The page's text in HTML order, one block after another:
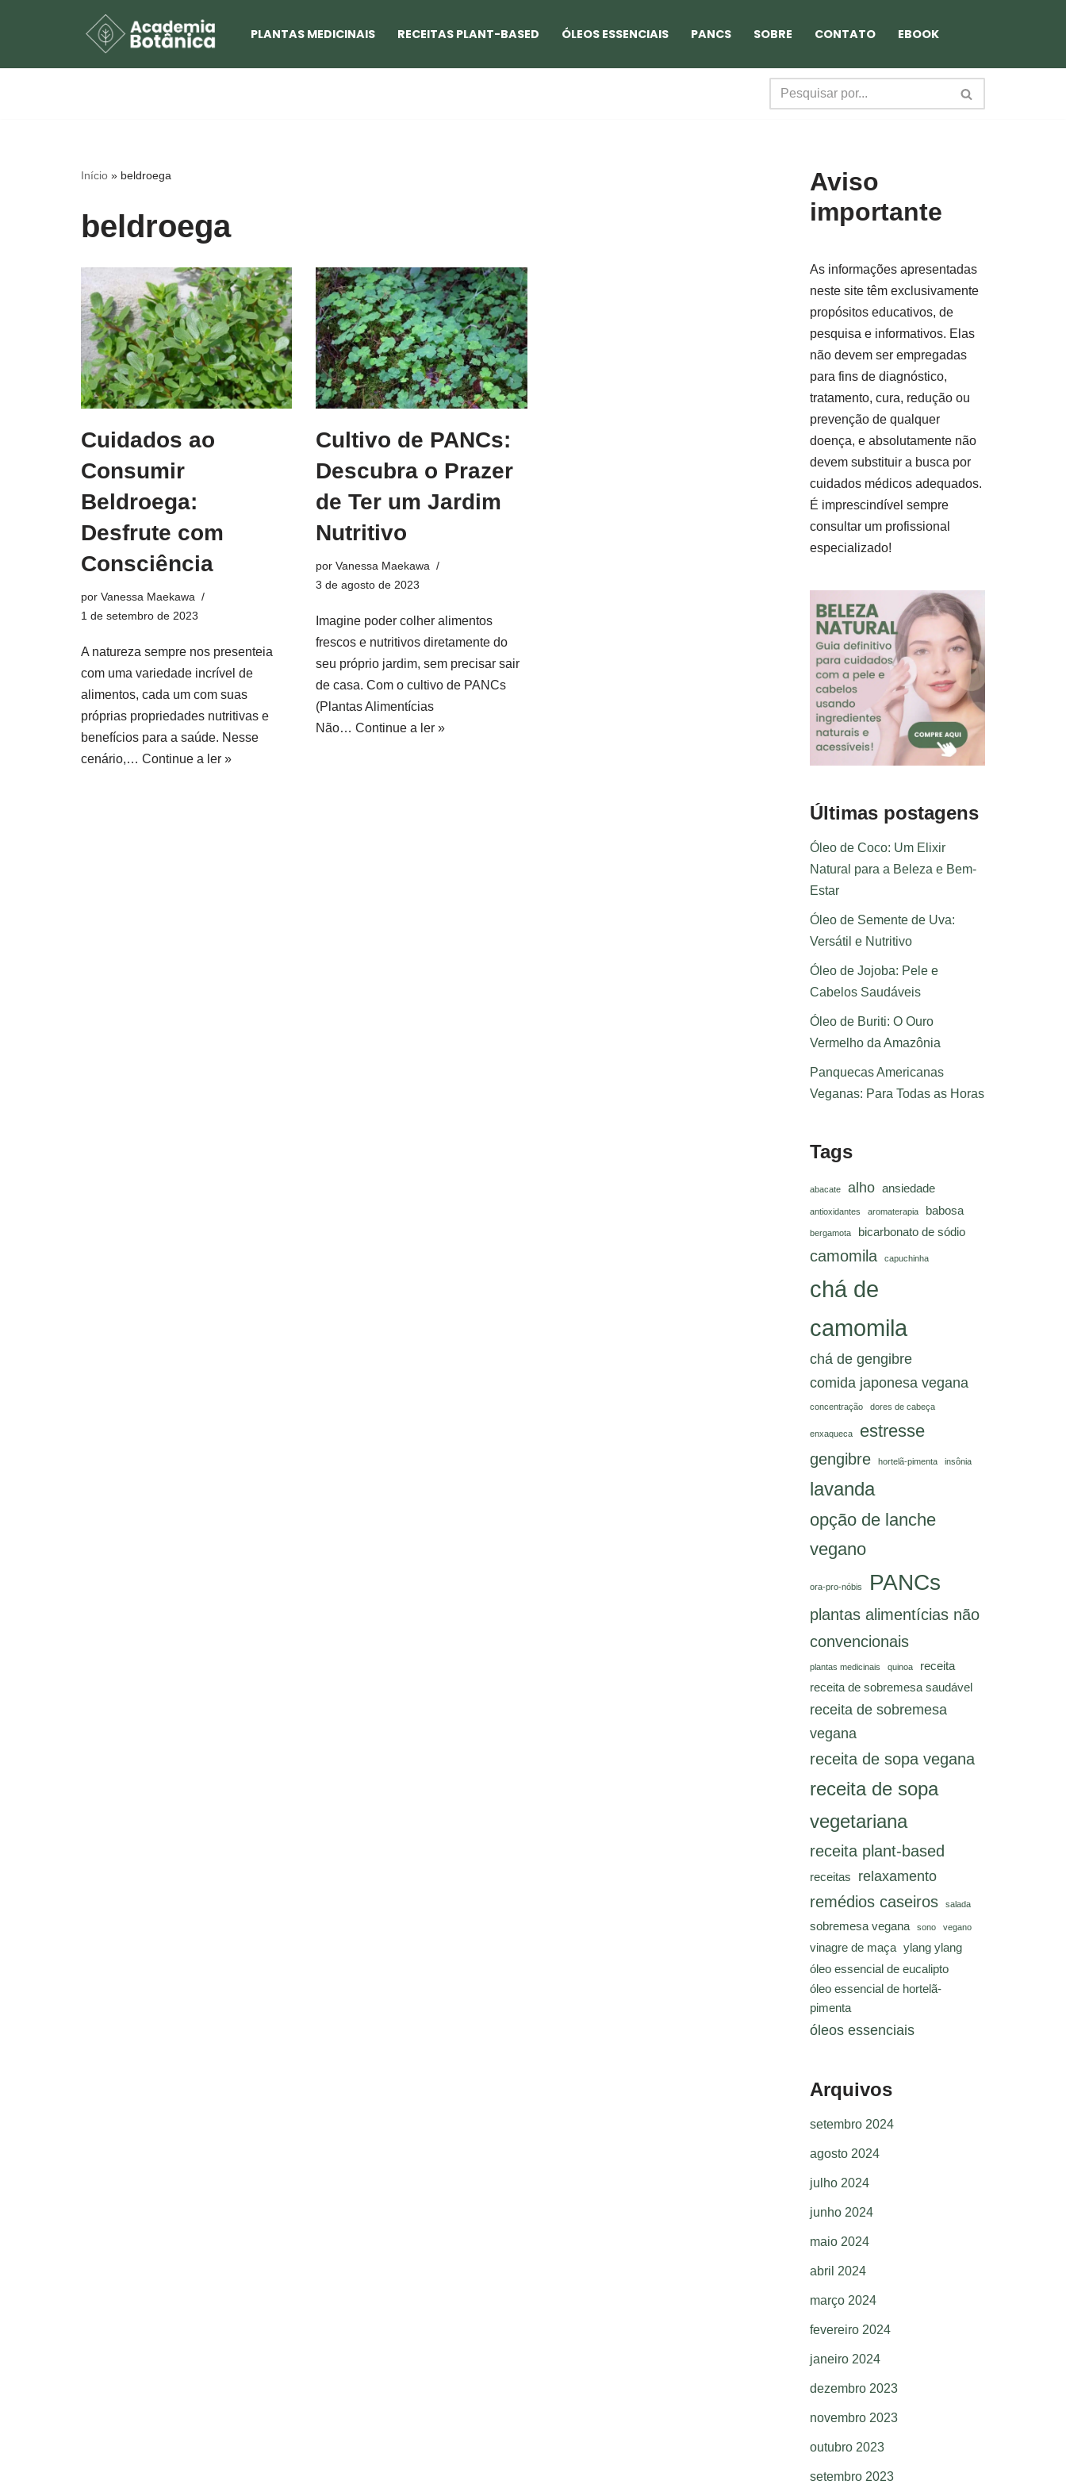
para
PLANTAS MEDICINAIS RECEITAS PLANT-BASED ÓLEOS ESSENCIAIS PANCS SOBRE CONTATO EBOOK
Início » beldroega
beldroega
Cuidados ao
Consumir
Beldroega:
Desfrute com
Consciência
por Vanessa Maekawa
1 de setembro de 2023
A natureza sempre nos presenteia
com uma variedade incrível de
alimentos, cada um com suas
próprias propriedades nutritivas e
benefícios para a saúde. Nesse
cenário,… Continue a ler »
Cultivo de PANCs:
Descubra o Prazer
de Ter um Jardim
Nutritivo
porVanessa Maekawa
3 de agosto de 2023
Imagine poder colher alimentos
frescos e nutritivos diretamente do
seu próprio jardim, sem precisar sair
de casa. Com o cultivo de PANCs
(Plantas Alimentícias
Não…Continue a ler »
Aviso
importante
As informações apresentadas
neste site têm exclusivamente
propósitos educativos, de
pesquisa e informativos. Elas
não devem ser empregadas
para fins de diagnóstico,
tratamento, cura, redução ou
prevenção de qualquer
doença, e absolutamente não
devem substituir a busca por
cuidados médicos adequados.
É imprescindível sempre
consultar um profissional
especializado!
Últimas postagens
Óleo de Coco: Um Elixir
Natural para a Beleza e Bem-
Estar
Óleo de Semente de Uva:
Versátil e Nutritivo
Óleo de Jojoba: Pele e
Cabelos Saudáveis
Óleo de Buriti: O Ouro
Vermelho da Amazônia
Panquecas Americanas
Veganas: Para Todas as Horas
Tags
abacate alho ansiedade
antioxidantes aromaterapia babosa
bergamota bicarbonato de sódio
camomila capuchinha
chá de
camomila
chá de gengibre
comida japonesa vegana
concentração dores de cabeça
enxaqueca estresse
gengibre hortelã-pimenta insônia
lavanda
opção de lanche
vegano
ora-pro-nóbis PANCs
plantas alimentícias não
convencionais
plantas medicinais quinoa
receita
receita de sobremesa saudável
receita de sobremesa
vegana
receita de sopa vegana
receita de sopa
vegetariana
receita plant-based
receitas relaxamento
remédios caseiros salada
sobremesa vegana sono vegano
vinagre de maça ylang ylang
óleo essencial de eucalipto
óleo essencial de hortelã-
pimenta
óleos essenciais
Arquivos
setembro 2024
agosto 2024
julho 2024
junho 2024
maio 2024
abril 2024
março 2024
fevereiro 2024
janeiro 2024
dezembro 2023
novembro 2023
outubro 2023
setembro 2023